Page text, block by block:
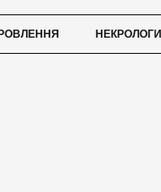
НЕКРОЛОГИ